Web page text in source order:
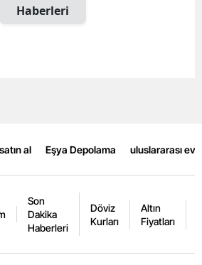
Haberleri
al Eşya Depolama uluslararası
Son
Dakika
Haberleri
Döviz
Kurları
Altın
Fiyatları